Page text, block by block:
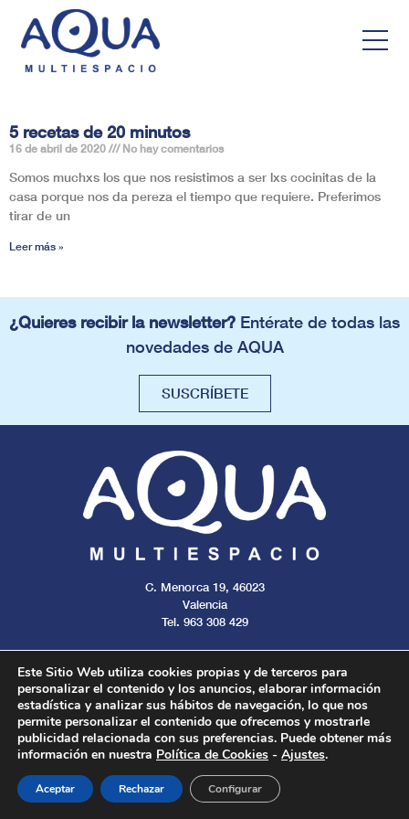
5 recetas de 20 minutos
16 de abril de 2020 No hay comentarios
Somos muchxs los que nos resistimos a ser lxs cocinitas de la
casa porque nos da pereza el tiempo que requiere. Preferimos
tirar de un
Leer más »
¿Quieres recibir la newsletter? Entérate de todas las
novedades de AQUA
SUSCRÍBETE
C. Menorca 19, 46023
Valencia
Tel. 963 308 429
Todos los derechos reservados. 2024.
Aviso legal Cookies Privacidad
Este Sitio Web utiliza cookies propias y de terceros para
personalizar el contenido y los anuncios, elaborar información
estadística y analizar sus hábitos de navegación, lo que nos
permite personalizar el contenido que ofrecemos y mostrarle
publicidad relacionada con sus preferencias. Puede obtener más
información en nuestra Política de Cookies - Ajustes.
Aceptar Rechazar Configurar